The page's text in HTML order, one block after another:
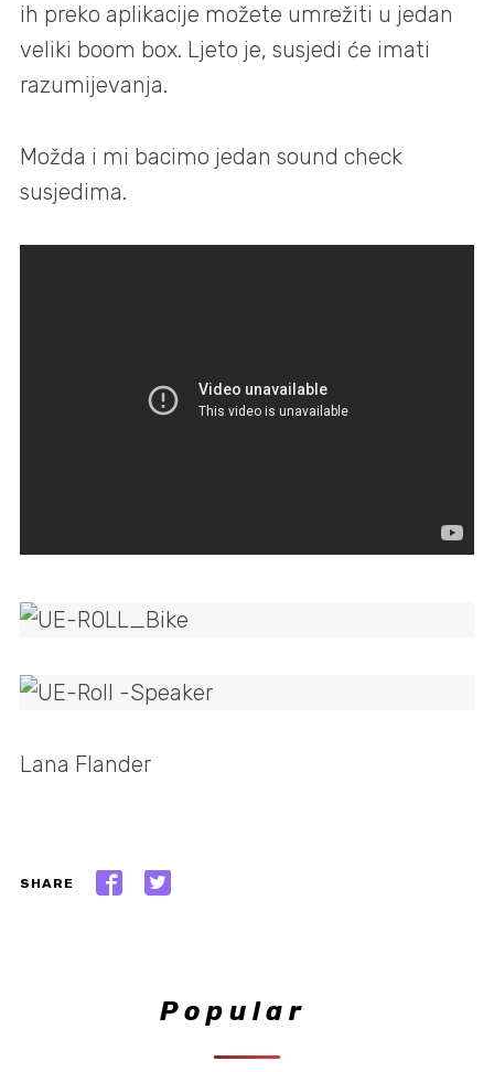
ih preko aplikacije možete umrežiti u jedan
veliki boom box. Ljeto je, susjedi će imati
razumijevanja.
Možda i mi bacimo jedan sound check
susjedima.
Lana Flander
SHARE
Popular